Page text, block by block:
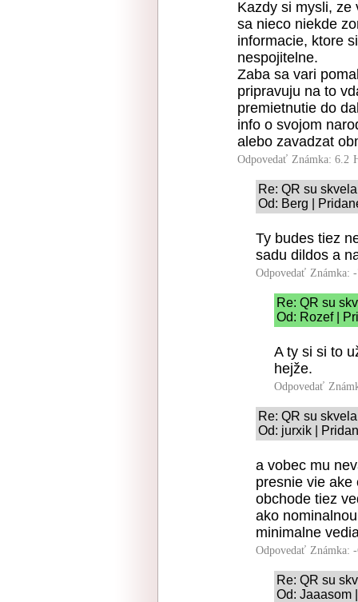
Kazdy si mysli, ze
sa nieco niekde
informacie, ktore
nespojitelne.
Zaba sa vari
pripravuju na to
premietnutie do
info o svojom
alebo zavadzat
Odpovedať Známka: 6.2
Re: QR su
Od: Berg |
Ty budes tiez
sadu dildos a
Odpovedať Známka:
Re: QR su
Od: Rozef |
A ty si si to
hejže.
Odpovedať
Re: QR su
Od: jurxik |
a vobec mu
presnie vie ake
obchode tiez
ako
minimalne
Odpovedať Známka:
Re: QR su
Od: Jaaasom